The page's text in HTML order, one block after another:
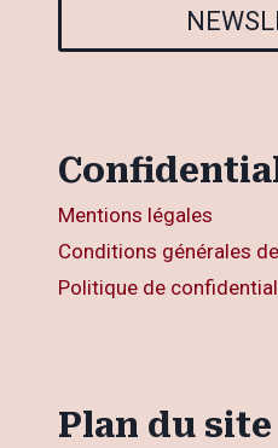
Mentions légales
Conditions générales
Politique de
Plan du site